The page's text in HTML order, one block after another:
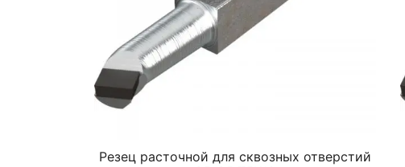
Резец расточной для сквозных отверстий